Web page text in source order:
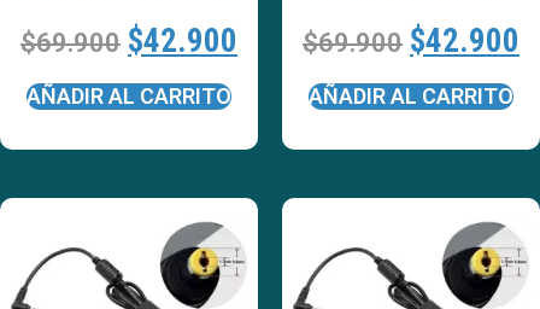
$69.900 $42.900
AÑADIR AL CARRITO
$69.900 $42.900
AÑADIR AL CARRITO